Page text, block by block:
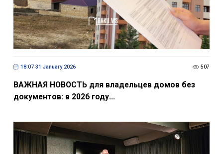
18:07 31 January 2026 507
ВАЖНАЯ НОВОСТЬ для владельцев домов без
документов: в 2026 году...